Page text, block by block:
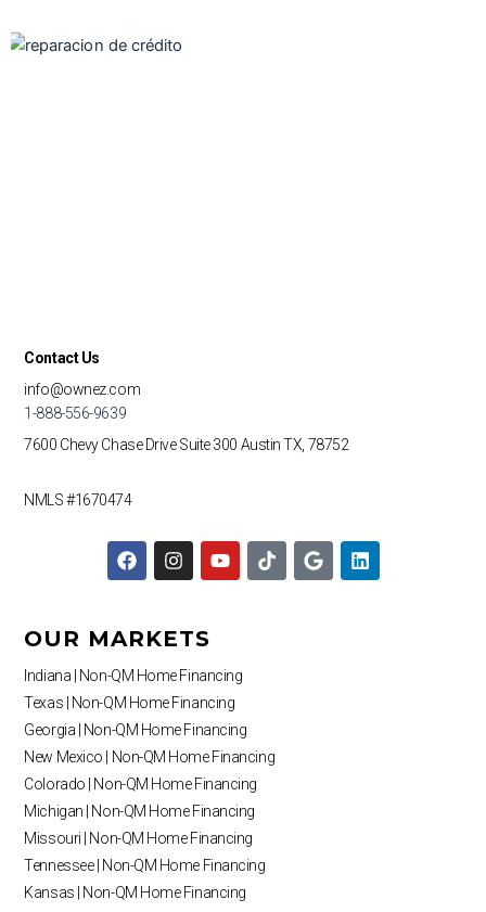
Contact Us
info@ownez.com
1-888-556-9639
7600 Chevy Chase DriveSuite 300 Austin TX, 78752
NMLS #1670474
F
a
b
o
o
k
I
n
a
g
r
a
m
Y
o
e
T
i
G
o
L
i
OUR MARKETS
Indiana | Non-QM Home Financing
Texas | Non-QM Home Financing
Georgia | Non-QM Home Financing
New Mexico | Non-QM Home Financing
Colorado | Non-QM Home Financing
Michigan | Non-QM Home Financing
Missouri | Non-QM Home Financing
Tennessee | Non-QM Home Financing
Kansas | Non-QM Home Financing